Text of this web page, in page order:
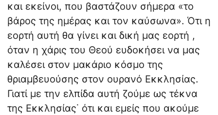
και εκείνοι, που βαστάζουν σήμερα «το
βάρος της ημέρας και τον καύσωνα». Ότι η
εορτή αυτή θα γίνει και δική μας εορτή ,
όταν η χάρις του Θεού ευδοκήσει να μας
καλέσει στον μακάριο κόσμο της
θριαμβευούσης στον ουρανό Εκκλησίας.
Γιατί με την ελπίδα αυτή ζούμε ως τέκνα
της Εκκλησίας˙ ότι και εμείς που ακούμε